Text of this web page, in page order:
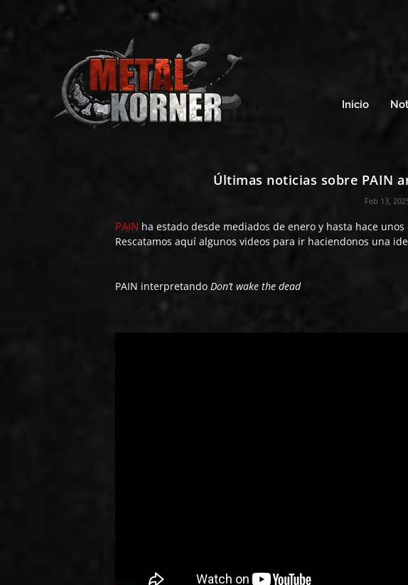
Inicio
Últimas noticias sobre PAIN
Feb 13,
PAIN ha estado desde mediados de enero y hasta hace unos
Rescatamos aquí algunos videos para ir haciendonos una
PAIN interpretando Don’t wake the dead